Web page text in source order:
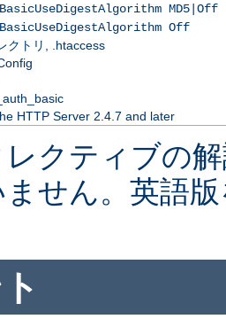
MD5|Off
Off
クトリ, .htaccess
HTTP Server 2.4.7 and later
クティブの
せん。英語